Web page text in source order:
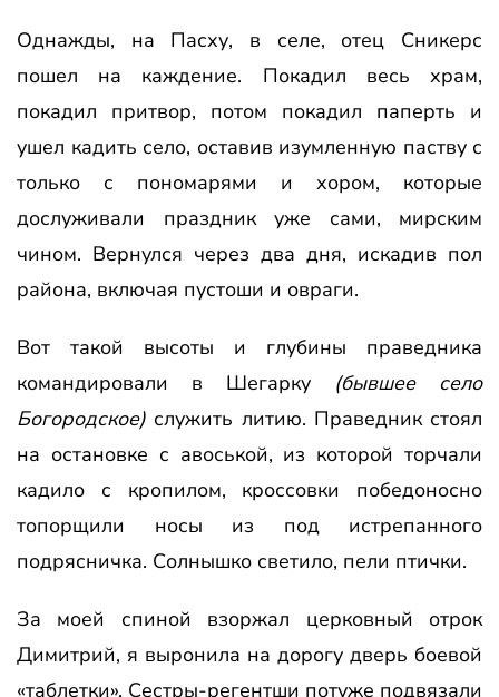
Однажды, на Пасху, в селе, отец Сникерс
пошел на каждение. Покадил весь храм,
покадил притвор, потом покадил паперть и
ушел кадить село, оставив изумленную паству с
только с пономарями и хором, которые
дослуживали праздник уже сами, мирским
чином. Вернулся через два дня, искадив пол
района, включая пустоши и овраги.
Вот такой высоты и глубины праведника
командировали в Шегарку (бывшее село
Богородское) служить литию. Праведник стоял
на остановке с авоськой, из которой торчали
кадило с кропилом, кроссовки победоносно
топорщили носы из под истрепанного
подрясничка. Солнышко светило, пели птички.
За моей спиной взоржал церковный отрок
Димитрий, я выронила на дорогу дверь боевой
«таблетки». Сестры-регентши потуже подвязали